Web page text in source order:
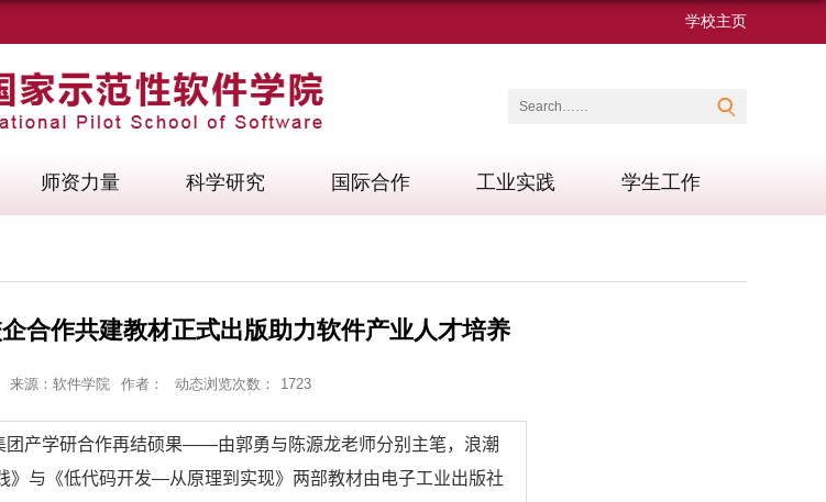
学校主页
师资力量 科学研究 国际合作 工业实践 学生工作
合作共建教材正式出版助力软件产业人才培养
来源：软件学院 作者： 动态浏览次数： 1723
团产学研合作再结硕果——由郭勇与陈源龙老师分别主笔，浪潮
》与《低代码开发—从原理到实现》两部教材由电子工业出版社